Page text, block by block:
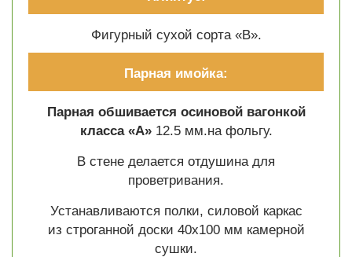
Фигурный сухой сорта «В».
Парная имойка:
Парная обшивается осиновой вагонкой
класса «А»12.5 мм.на фольгу.
В стене делается отдушина для
проветривания.
Устанавливаются полки, силовой каркас
из строганной доски 40х100 мм камерной
сушки.